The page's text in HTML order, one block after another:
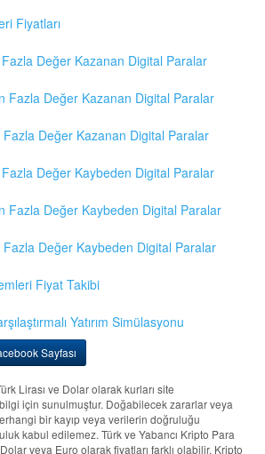
Fiyatları
Değer Kazanan Digital Paralar
Fazla Değer Kazanan Digital Paralar
Değer Kazanan Digital Paralar
Değer Kaybeden Digital Paralar
Fazla Değer Kaybeden Digital Paralar
Değer Kaybeden Digital Paralar
Fiyat Takibi
Yatırım Simülasyonu
Sayfası
Lirası ve Dolar olarak kurları site
için sunulmuştur. Doğabilecek zararlar veya
bir kayıp veya verilerin doğruluğu
kabul edilemez. Türk ve Yabancı Kripto Para
veya Euro olarak fiyatları farklı olabilir. Kripto